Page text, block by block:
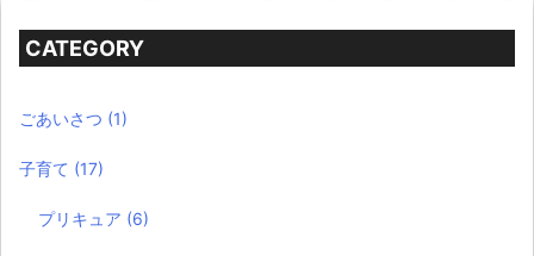
CATEGORY
ごあいさつ (1)
子育て (17)
プリキュア (6)